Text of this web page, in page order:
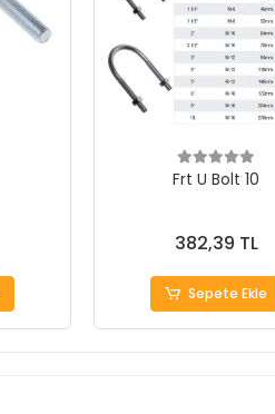
Frt U Bolt 10
382,39 TL
Sepete Ekle